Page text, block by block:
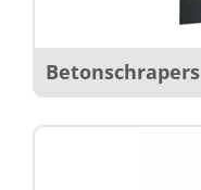
Betonschrapers